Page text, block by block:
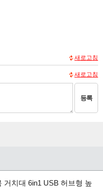
새로고침
새로고침
등록
거치대 6in1 USB 허브형 높